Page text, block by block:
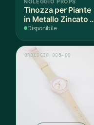
Tinozza per Piante
in Metallo Zincato -
3 Pezzi
Disponibile
OROLOGIO 005-00